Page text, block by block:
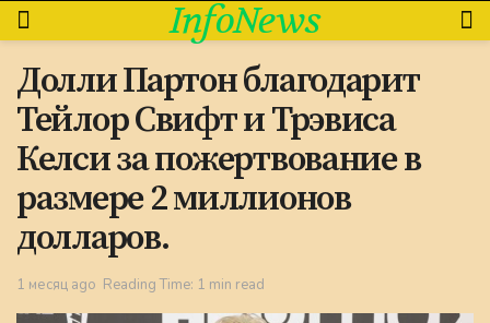
InfoNews
Долли Партон благодарит
Тейлор Свифт и Трэвиса
Келси за пожертвование в
размере 2 миллионов
долларов.
1 месяц ago Reading Time: 1 min read